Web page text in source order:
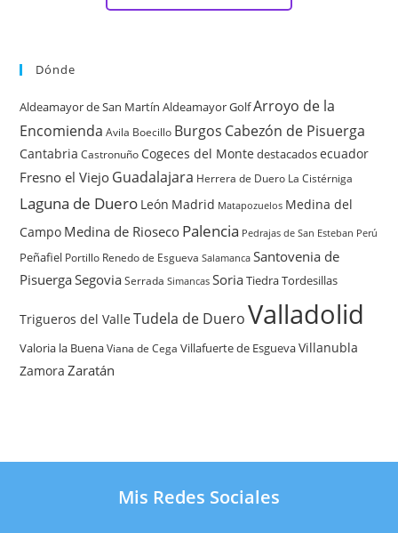
Dónde
Aldeamayor de San Martín Aldeamayor GolfArroyo de la
Encomienda Avila Boecillo Burgos Cabezón de Pisuerga
Cantabria Castronuño Cogeces del Monte destacadosecuador
Fresno el Viejo Guadalajara Herrera de Duero La Cistérniga
Laguna de Duero León Madrid Matapozuelos Medina del
Campo Medina de Rioseco Palencia Pedrajas de San Esteban Perú
Peñafiel Portillo Renedo de Esgueva Salamanca Santovenia de
PisuergaSegovia Serrada Simancas SoriaTiedraTordesillas
Trigueros del Valle Tudela de Duero Valladolid
Valoria la Buena Viana de Cega Villafuerte de EsguevaVillanubla
Zamora Zaratán
Mis Redes Sociales